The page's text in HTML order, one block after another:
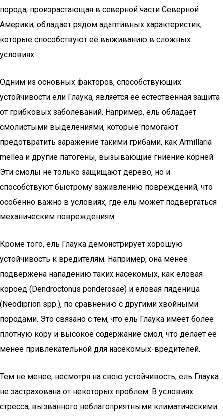
порода, произрастающая в северной части Северной
Америки, обладает рядом адаптивных характеристик,
которые способствуют её выживанию в сложных
условиях.
Одним из основных факторов, способствующих
устойчивости ели Глаука, является её естественная защита
от грибковых заболеваний. Например, ель обладает
смолистыми выделениями, которые помогают
предотвратить заражение такими грибами, как Armillaria
mellea и другие патогены, вызывающие гниение корней.
Эти смолы не только защищают дерево, но и
способствуют быстрому заживлению повреждений, что
особенно важно в условиях, где ель может подвергаться
механическим повреждениям.
Кроме того, ель Глаука демонстрирует хорошую
устойчивость к вредителям. Например, она менее
подвержена нападению таких насекомых, как еловая
короед (Dendroctonus ponderosae) и еловая пяденица
(Neodiprion spp.), по сравнению с другими хвойными
породами. Это связано с тем, что ель Глаука имеет более
плотную кору и высокое содержание смол, что делает её
менее привлекательной для насекомых-вредителей.
Тем не менее, несмотря на свою устойчивость, ель Глаука
не застрахована от некоторых проблем. В условиях
стресса, вызванного неблагоприятными климатическими